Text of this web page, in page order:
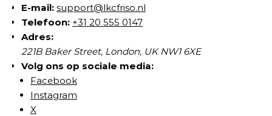
E-mail: support@lkcfriso.nl
Telefoon: +31 20 555 0147
Adres:
221B Baker Street, London, UK NW1 6XE
Volg ons op sociale media:
Facebook
Instagram
X